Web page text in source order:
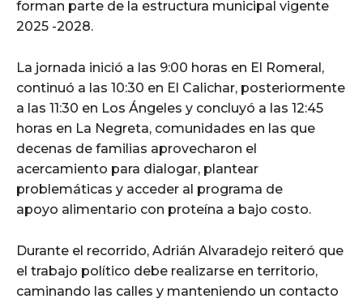
forman parte de la estructura municipal vigente
2025 -2028.
La jornada inició a las 9:00 horas en El Romeral,
continuó a las 10:30 en El Calichar, posteriormente
a las 11:30 en Los Ángeles y concluyó a las 12:45
horas en La Negreta, comunidades en las que
decenas de familias aprovecharon el
acercamiento para dialogar, plantear
problemáticas y acceder al programa de
apoyo alimentario con proteína a bajo costo.
Durante el recorrido, Adrián Alvaradejo reiteró que
el trabajo político debe realizarse en territorio,
caminando las calles y manteniendo un contacto